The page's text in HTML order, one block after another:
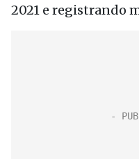
2021 e registrando